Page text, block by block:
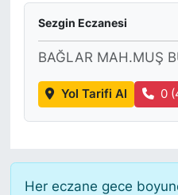
Sezgin Eczanesi
BAĞLAR MAH.MUŞ
Yol Tarifi Al 0
Her eczane gece